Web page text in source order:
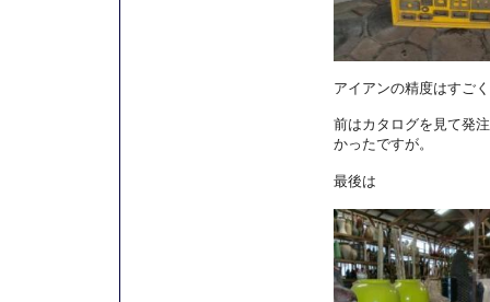
アイアンの精度はすご
前はカタログを見て発
かったですが。
最後は